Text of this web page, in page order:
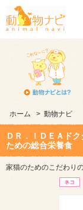
ホーム > 動物ナビ
ＤＲ．ＩＤＥＡド
ための総合栄養食
家猫のためのこだわり